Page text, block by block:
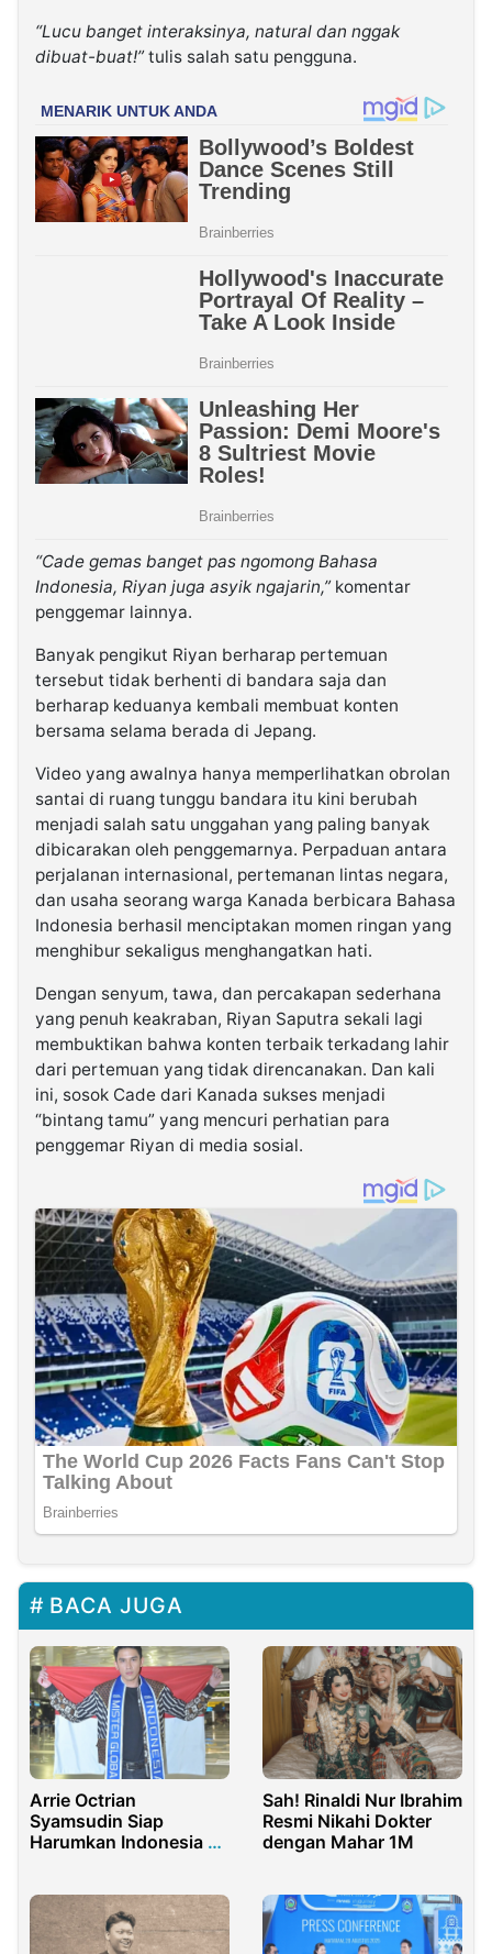
“Lucu banget interaksinya, natural dan nggak
dibuat-buat!”tulis salah satu pengguna.
“Cade gemas banget pas ngomong Bahasa
Indonesia, Riyan juga asyik ngajarin,”komentar
penggemar lainnya.
Banyak pengikut Riyan berharap pertemuan
tersebut tidak berhenti di bandara saja dan
berharap keduanya kembali membuat konten
bersama selama berada di Jepang.
Video yang awalnya hanya memperlihatkan obrolan
santai di ruang tunggu bandara itu kini berubah
menjadi salah satu unggahan yang paling banyak
dibicarakan oleh penggemarnya. Perpaduan antara
perjalanan internasional, pertemanan lintas negara,
dan usaha seorang warga Kanada berbicara Bahasa
Indonesia berhasil menciptakan momen ringan yang
menghibur sekaligus menghangatkan hati.
Dengan senyum, tawa, dan percakapan sederhana
yang penuh keakraban, Riyan Saputra sekali lagi
membuktikan bahwa konten terbaik terkadang lahir
dari pertemuan yang tidak direncanakan. Dan kali
ini, sosok Cade dari Kanada sukses menjadi
“bintang tamu” yang mencuri perhatian para
penggemar Riyan di media sosial.
BACA JUGA
Arrie Octrian
Syamsudin Siap
Harumkan Indonesia di
Sah! Rinaldi Nur Ibrahim
Resmi Nikahi Dokter
dengan Mahar 1M